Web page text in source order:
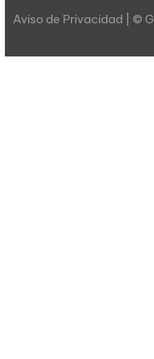
Aviso de Privacidad | ©